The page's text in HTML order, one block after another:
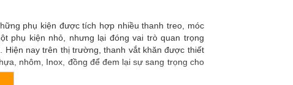
phụ kiện được tích hợp nhiều thanh treo, móc
phụ kiện nhỏ, nhưng lại đóng vai trò quan trọng
nay trên thị trường, thanh vắt khăn được thiết
nhôm, Inox, đồng để đem lại sự sang trọng cho